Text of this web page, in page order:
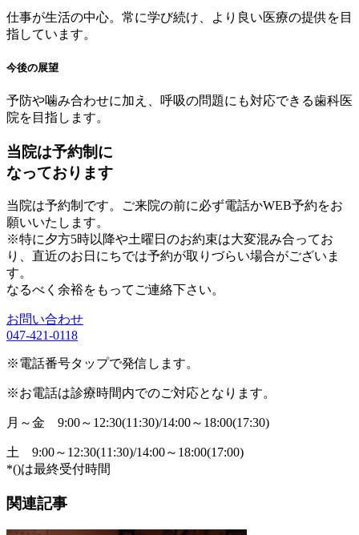
仕事が生活の中心。常に学び続け、より良い医療の提供を目
指しています。
今後の展望
予防や噛み合わせに加え、呼吸の問題にも対応できる歯科医
院を目指します。
当院は予約制に
なっております
当院は予約制です。ご来院の前に必ず電話かWEB予約をお
願いいたします。
※特に夕方5時以降や土曜日のお約束は大変混み合ってお
り、直近のお日にちでは予約が取りづらい場合がございま
す。
なるべく余裕をもってご連絡下さい。
お問い合わせ
047-421-0118
※電話番号タップで発信します。
※お電話は診療時間内でのご対応となります。
月～金 9:00～12:30(11:30)/14:00～18:00(17:30)
土 9:00～12:30(11:30)/14:00～18:00(17:00)
*()は最終受付時間
関連記事